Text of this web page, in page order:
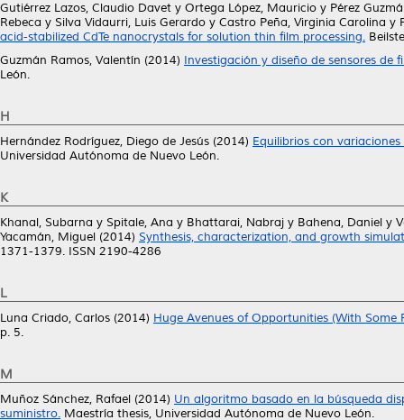
Gutiérrez Lazos, Claudio Davet y Ortega López, Mauricio y Pérez
Rebeca y Silva Vidaurri, Luis Gerardo y Castro Peña, Virginia Carolina y
acid-stabilized CdTe nanocrystals for solution thin film processing.
Guzmán Ramos, Valentín (2014) Investigación y diseño de sensores
León.
H
Hernández Rodríguez, Diego de Jesús (2014) Equilibrios con
Universidad Autónoma de Nuevo León.
K
Khanal, Subarna y Spitale, Ana y Bhattarai, Nabraj y Bahena, Daniel y
Yacamán, Miguel (2014) Synthesis, characterization, and growth
1371-1379. ISSN 2190-4286
L
Luna Criado, Carlos (2014) Huge Avenues of Opportunities (With Some
p. 5.
M
Muñoz Sánchez, Rafael (2014) Un algoritmo basado en la búsqueda
suministro. Maestría thesis, Universidad Autónoma de Nuevo León.